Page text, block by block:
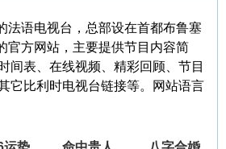
法语电视台，总部设在首都布鲁塞
官方网站，主要提供节目内容简
间表、在线视频、精彩回顾、节目
它比利时电视台链接等。网站语言